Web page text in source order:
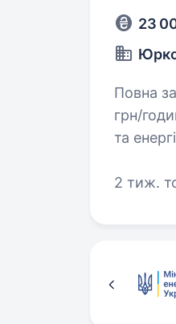
23
Повна
грн/
та
2 тиж.